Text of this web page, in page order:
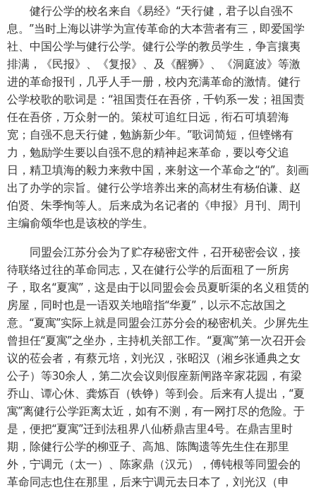
健行公学的校名来自《易经》“天行健，君子以自强不
息。”当时上海以讲学为宣传革命的大本营者有三，即爱国学
社、中国公学与健行公学。健行公学的教员学生，争言攘夷
排满，《民报》、《复报》、及《醒狮》、《洞庭波》等激
进的革命报刊，几乎人手一册，校内充满革命的激情。健行
公学校歌的歌词是：“祖国责任在吾侪，千钧系一发；祖国责
任在吾侪，万众射一的。策杖可追红日远，衔石可填碧海
宽；自强不息天行健，勉旃新少年。”歌词简短，但铿锵有
力，勉励学生要以自强不息的精神起来革命，要以夸父追
日，精卫填海的毅力来救中国，来射这一个革命之“的”。刻画
出了办学的宗旨。健行公学培养出来的高材生有杨伯谦、赵
伯贤、朱季恂等人。后来成为名记者的《申报》月刊、周刊
主编俞颂华也是该校的学生。
同盟会江苏分会为了贮存秘密文件，召开秘密会议，接
待联络过往的革命同志，又在健行公学的后面租了一所房
子，取名“夏寓”，这是由于以同盟会会员夏昕渠的名义租赁的
房屋，同时也是一语双关地暗指“华夏”，以示不忘故国之
意。“夏寓”实际上就是同盟会江苏分会的秘密机关。少屏先生
曾担任“夏寓”之坐办，主持机关部工作。“夏寓”第一次召开会
议的莅会者，有蔡元培，刘光汉，张昭汉（湘乡张通典之女
公子）等30余人，第二次会议则假座新闸路辛家花园，有梁
乔山、谭心休、龚炼百（铁铮）等到会。后来有人提出，“夏
寓”离健行公学距离太近，如有不测，有一网打尽的危险。于
是，便把“夏寓”迁到法租界八仙桥鼎吉里4号。在鼎吉里时
期，除健行公学的柳亚子、高旭、陈陶遗等先生住在那里
外，宁调元（太一）、陈家鼎（汉元），傅钝根等同盟会的
革命同志也住在那里，后来宁调元去日本了，刘光汉（申